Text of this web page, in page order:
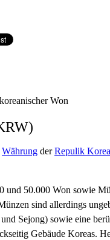
Won
Währung derRepulik Korea
und 50.000 Won sowie
sind allerdings
Sejong) sowie eine
Gebäude Koreas.